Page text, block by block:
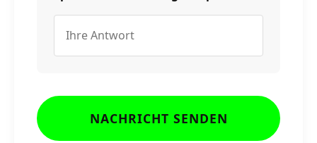
NACHRICHT SENDEN